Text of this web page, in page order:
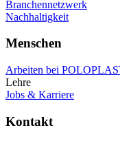
Branchennetzwerk
Nachhaltigkeit
Menschen
Arbeiten bei
Lehre
Jobs & Karriere
Kontakt